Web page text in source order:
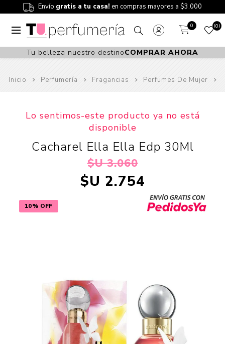
Envío gratis a tu casa! en compras mayores a $3.000
0 0
Tu belleza nuestro destinoCOMPRAR AHORA
Inicio Perfumería Fragancias Perfumes De Mujer
10% OFF
Lo sentimos-este producto ya no está
disponible
Cacharel Ella Ella Edp 30Ml
$U 3.060
$U 2.754